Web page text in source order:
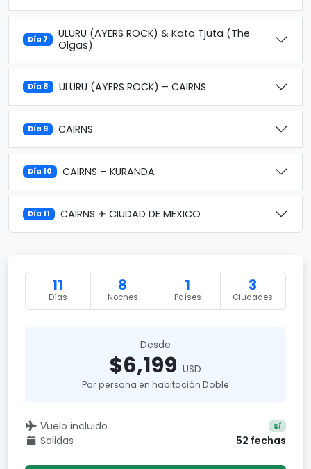
Día 7
ULURU (AYERS ROCK) & Kata Tjuta (The
Olgas)
Día 8 ULURU (AYERS ROCK) – CAIRNS
Día 9 CAIRNS
Día 10 CAIRNS – KURANDA
Día 11 CAIRNS ✈ CIUDAD DE MEXICO
11
Días
8
Noches
1
Países
3
Ciudades
Desde
$6,199 USD
Por persona en habitación Doble
Vuelo incluido Sí
Salidas 52 fechas